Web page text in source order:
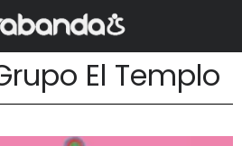
El Templo